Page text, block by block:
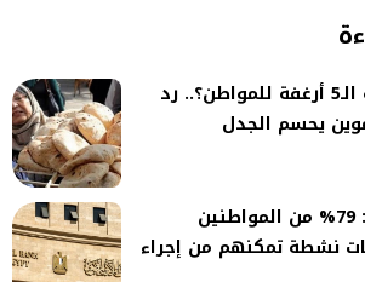
هل تتغير حصة الـ5 أرغفة للمواطن؟.. رد
يحسم الجدل
البنك المركزي: 79% من المواطنين
نشطة تمكنهم من إجراء